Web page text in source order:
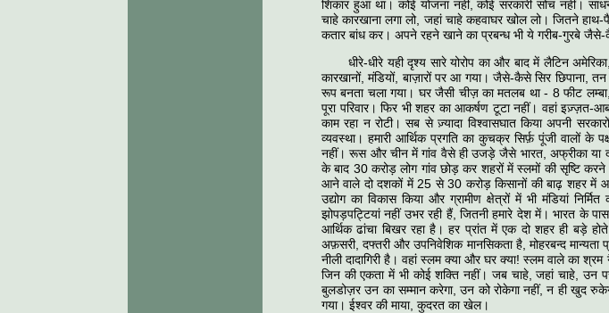
शिकार हुआ था। कोई योजना नहीं, कोई सरकारी सोच नहीं।
चाहे कारखाना लगा लो, जहां चाहे कहवाघर खोल लो। जितने
कतार बांध कर। अपने रहने खाने का प्रबन्ध भी ये गरीब-गुरबे
धीरे-धीरे यही दृश्य सारे योरोप का और बाद में लैटिन
कारखानों, मंडियों, बाज़ारों पर आ गया। जैसे-कैसे सिर छिपाना,
रूप बनता चला गया। घर जैसी चीज़ का मतलब था - 8 फीट
पूरा परिवार। फिर भी शहर का आकर्षण टूटा नहीं। वहां
काम रहा न रोटी। सब से ज़्यादा विश्वासघात किया अपनी
व्यवस्था। हमारी आर्थिक प्रगति का कुचक्र सिर्फ़ पूंजी वालों के
नहीं। रूस और चीन में गांव वैसे ही उजड़े जैसे भारत, अफ्रीका या
के बाद 30 करोड़ लोग गांव छोड़ कर शहरों में स्लमों की सृष्टि
आने वाले दो दशकों में 25 से 30 करोड़ किसानों की बाढ़ शहर में
उद्योग का विकास किया और ग्रामीण क्षेत्रों में भी मंडियां
झोपड़पट्टियां नहीं उभर रही हैं, जितनी हमारे देश में। भारत के
आर्थिक ढांचा बिखर रहा है। हर प्रांत में एक दो शहर ही बड़े
अफ़सरी, दफ्तरी और उपनिवेशिक मानसिकता है, मोहरबन्द मान्यता
नीली दादागिरी है। वहां स्लम क्या और घर क्या! स्लम वाले का
जिन की एकता में भी कोई शक्ति नहीं। जब चाहे, जहां चाहे,
बुलडोज़र उन का सम्मान करेगा, उन को रोकेगा नहीं, न ही खुद
गया। ईश्वर की माया, कुदरत का खेल।